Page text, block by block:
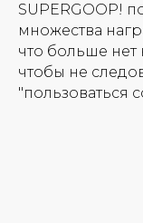
SUPERGOOP!
множества
что больше
чтобы не
"пользоваться
Новинки